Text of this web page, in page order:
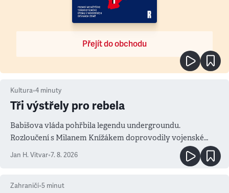
Přejít do obchodu
Kultura•4 minuty
Tři výstřely pro rebela
Babišova vláda pohřbila legendu undergroundu.
Rozloučení s Milanem Knížákem doprovodily vojenské
Jan H. Vitvar•7. 8. 2026
Zahraničí•5 minut